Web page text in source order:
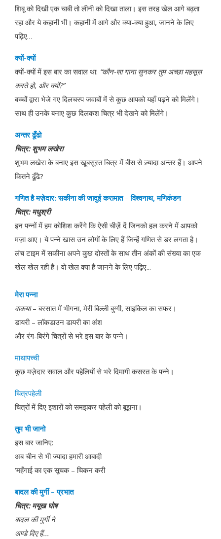
शिबू को दिखी एक चाबी तो लीनी को दिखा ताला। इस तरह खेल आगे बढ़ता
रहा और ये कहानी भी। कहानी में आगे और क्या-क्या हुआ, जानने के लिए
पढ़िए…
क्यों-क्यों
क्यों-क्यों में इस बार का सवाल था: “कौन-सागाना सुनकर तुम अच्छा महसूस
करते हो, औरक्यों?”
बच्चों द्वारा भेजे गए दिलचस्प जवाबों में से कुछ आपको यहाँ पढ़ने को मिलेंगे।
साथ ही उनके बनाए कुछ दिलकश चित्र भी देखने को मिलेंगे।
अन्तर ढूँढो
चित्र:शुभम लखेरा
शुभम लखेरा के बनाए इस खूबसूरत चित्र में बीस से ज़्यादा अन्तर हैं। आपने
कितने ढूँढे?
गणितहै मज़ेदार:सकीनाकी जादुई करामात–विश्वनाथ,मणिकंडन
चित्र: मधुश्री
इन पन्नों में हम कोशिश करेंगे कि ऐसी चीज़ें दें जिनको हल करने में आपको
मज़ा आए। ये पन्ने खास उन लोगों के लिए हैं जिन्हें गणित से डर लगता है।
लंच टाइम में सकीना अपने कुछ दोस्तों के साथ तीन अंकों की संख्या का एक
खेल खेल रही है। वो खेल क्या है जानने के लिए पढ़िए...
मेरा पन्ना
वाकया– बरसात में भीगना, मेरी बिल्ली बुग्गी, साइकिल का सफर।
डायरी – लॉकडाउन डायरी का अंश
और रंग-बिरंगे चित्रों से भरे इस बार के पन्ने।
माथापच्ची
कुछ मज़ेदार सवाल और पहेलियों से भरे दिमागी कसरत के पन्ने।
चित्रपहेली
चित्रों में दिए इशारों को समझकर पहेली को बूझना।
तुम भी जानो
इस बार जानिए:
अब चीन से भी ज्यादा हमारी आबादी
‘महँगाई का एक सूचक – चिकन करी
बादलकी मुर्गी–प्रभात
चित्र:मयूखघोष
बादलकी मुर्गी ने
अण्डेदिए हैं...